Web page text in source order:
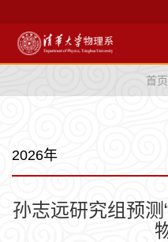
首页
2026年
孙志远研究组预